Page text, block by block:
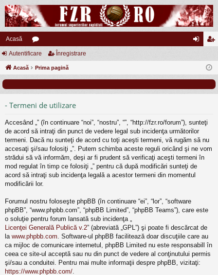
Acasă
or
u eg
Autentificare Înregistrare
Acasă Prima pagină
- Termeni de utilizare
Accesând „” (în continuare “noi”, “nostru”, “”, “http://fzr.ro/forum”), sunteţi
de acord să intraţi din punct de vedere legal sub incidenţa următorilor
termeni. Dacă nu sunteţi de acord cu toţi aceşti termeni, vă rugăm să nu
accesaţi şi/sau folosiţi „”. Putem schimba aceste reguli oricând şi ne vom
strădui să vă informăm, deşi ar fi prudent să verificaţi aceşti termeni în
mod regulat în timp ce folosiţi „” pentru că după modificări sunteţi de
acord să intraţi sub incidenţa legală a acestor termeni din momentul
modificării lor.
Forumul nostru foloseşte phpBB (în continuare “ei”, “lor”, “software
phpBB”, “www.phpbb.com”, “phpBB Limited”, “phpBB Teams”), care este
o soluţie pentru forum lansată sub incidenţa „
Licenţei Generală Publică v.2” (abreviată „GPL”) şi poate fi descărcat de
la www.phpbb.com . Software-ul phpBB facilitează doar discuţiile care au
ca mijloc de comunicare internetul, phpBB Limited nu este responsabill în
ceea ce site-ul acceptă sau nu din punct de vedere al conţinutului permis
şi/sau a conduitei. Pentru mai multe informaţii despre phpBB, vizitaţi:
https://www.phpbb.com/